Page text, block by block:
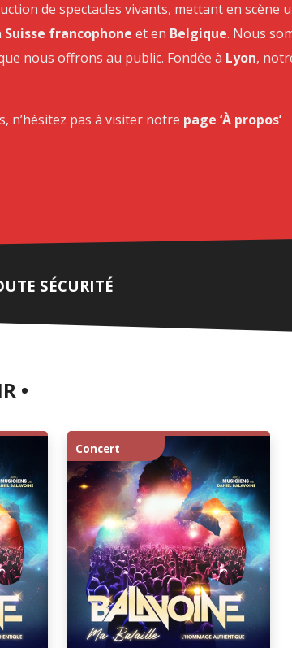
de spectacles vivants, mettant en scène
Suisse francophone et en Belgique. Nous
nous offrons au public. Fondée à Lyon,
n’hésitez pas à visiter notre page ‘À propos’
SÉCURITÉ
•
Concert